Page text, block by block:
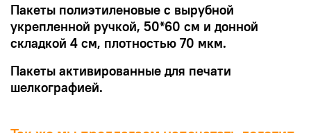
Пакеты полиэтиленовые с вырубной
укрепленной ручкой, 50*60 см и донной
складкой 4 см, плотностью 70 мкм.
Пакеты активированные для печати
шелкографией.